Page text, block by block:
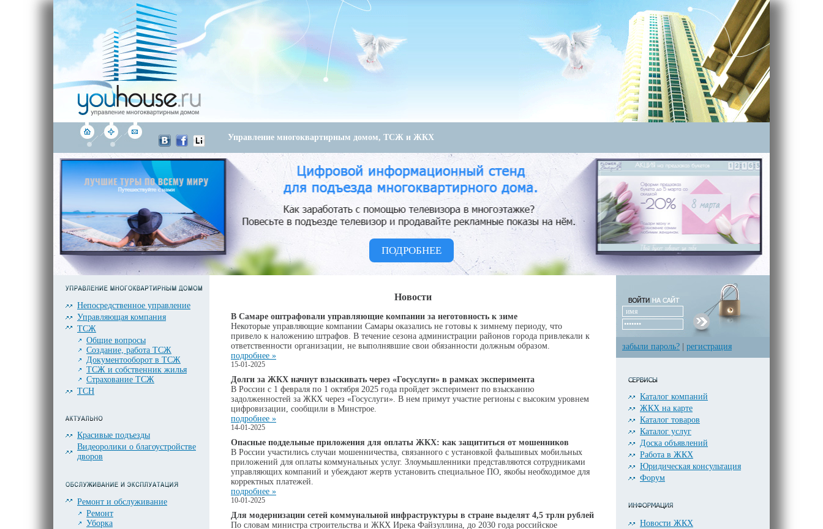
Управление многоквартирным домом, ТСЖ и ЖКХ
ПОДРОБНЕЕ
Непосредственное управление
Управляющая компания
ТСЖ
Общие вопросы
Создание, работа ТСЖ
Документооборот в ТСЖ
ТСЖ и собственник жилья
Страхование ТСЖ
ТСН
Красивые подъезды
Видеоролики о благоустройстве
дворов
Ремонт и обслуживание
Ремонт
Уборка
Новости
В Самаре оштрафовали управляющие компании за неготовность к зиме
Некоторые управляющие компании Самары оказались не готовы к зимнему периоду, что
привело к наложению штрафов. В течение сезона администрации районов города привлекали к
ответственности организации, не выполнявшие свои обязанности должным образом.
подробнее »
15-01-2025
Долги за ЖКХ начнут взыскивать через «Госуслуги» в рамках эксперимента
В России с 1 февраля по 1 октября 2025 года пройдет эксперимент по взысканию
задолженностей за ЖКХ через «Госуслуги». В нем примут участие регионы с высоким уровнем
цифровизации, сообщили в Минстрое.
подробнее »
14-01-2025
Опасные поддельные приложения для оплаты ЖКХ: как защититься от мошенников
В России участились случаи мошенничества, связанного с установкой фальшивых мобильных
приложений для оплаты коммунальных услуг. Злоумышленники представляются сотрудниками
управляющих компаний и убеждают жертв установить специальное ПО, якобы необходимое для
корректных платежей.
подробнее »
10-01-2025
Для модернизации сетей коммунальной инфраструктуры в стране выделят 4,5 трлн рублей
По словам министра строительства и ЖКХ Ирека Файзуллина, до 2030 года российское
забыли пароль? регистрация
Каталог компаний
ЖКХ на карте
Каталог товаров
Каталог услуг
Доска объявлений
Работа в ЖКХ
Юридическая консультация
Форум
Новости ЖКХ